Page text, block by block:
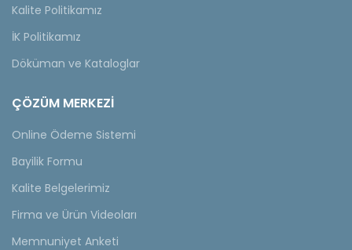
Kalite Politikamız
İK Politikamız
Döküman ve Kataloglar
ÇÖZÜM MERKEZİ
Online Ödeme Sistemi
Bayilik Formu
Kalite Belgelerimiz
Firma ve Ürün Videoları
Memnuniyet Anketi